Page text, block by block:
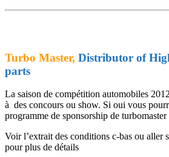
Turbo Master, Distributor of
parts
La saison de compétition automobiles
à des concours ou show. Si oui vous
programme de sponsorship de turbomaster
Voir l’extrait des conditions c-bas ou
pour plus de détails